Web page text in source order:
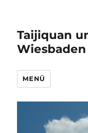
Taijiquan
Wiesbaden
MENÜ